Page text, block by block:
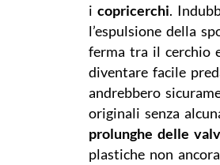
i copricerchi.
l’espulsione della
ferma tra il cerchio
diventare facile
andrebbero
originali senza
prolunghe delle
plastiche non